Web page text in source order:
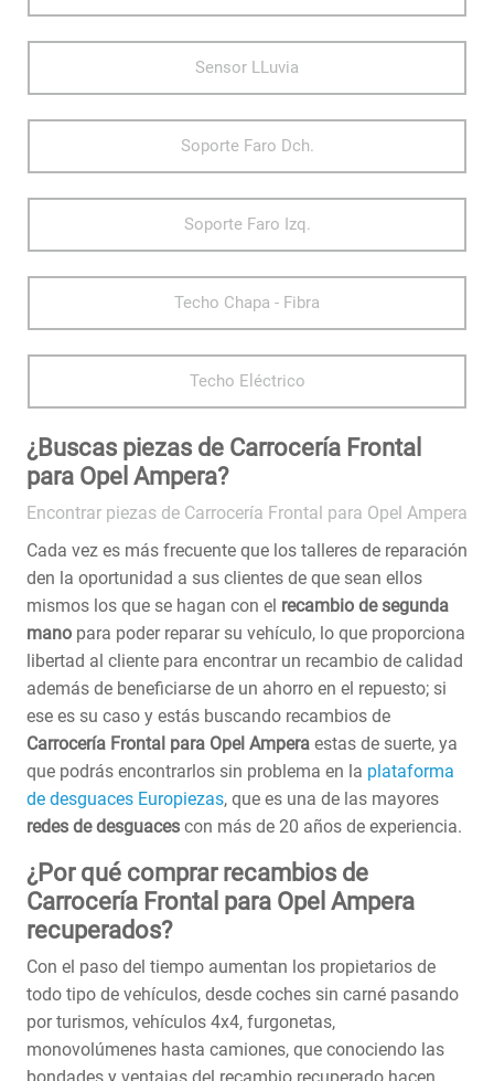
Sensor LLuvia
Soporte Faro Dch.
Soporte Faro Izq.
Techo Chapa - Fibra
Techo Eléctrico
¿Buscas piezas de Carrocería Frontal
para Opel Ampera?
Encontrar piezas de Carrocería Frontal para Opel Ampera
Cada vez es más frecuente que los talleres de reparación
den la oportunidad a sus clientes de que sean ellos
mismos los que se hagan con el recambio de segunda
mano para poder reparar su vehículo, lo que proporciona
libertad al cliente para encontrar un recambio de calidad
además de beneficiarse de un ahorro en el repuesto; si
ese es su caso y estás buscando recambios de
Carrocería Frontal para Opel Ampera estas de suerte, ya
que podrás encontrarlos sin problema en la plataforma
de desguaces Europiezas, que es una de las mayores
redes de desguaces con más de 20 años de experiencia.
¿Por qué comprar recambios de
Carrocería Frontal para Opel Ampera
recuperados?
Con el paso del tiempo aumentan los propietarios de
todo tipo de vehículos, desde coches sin carné pasando
por turismos, vehículos 4x4, furgonetas,
monovolúmenes hasta camiones, que conociendo las